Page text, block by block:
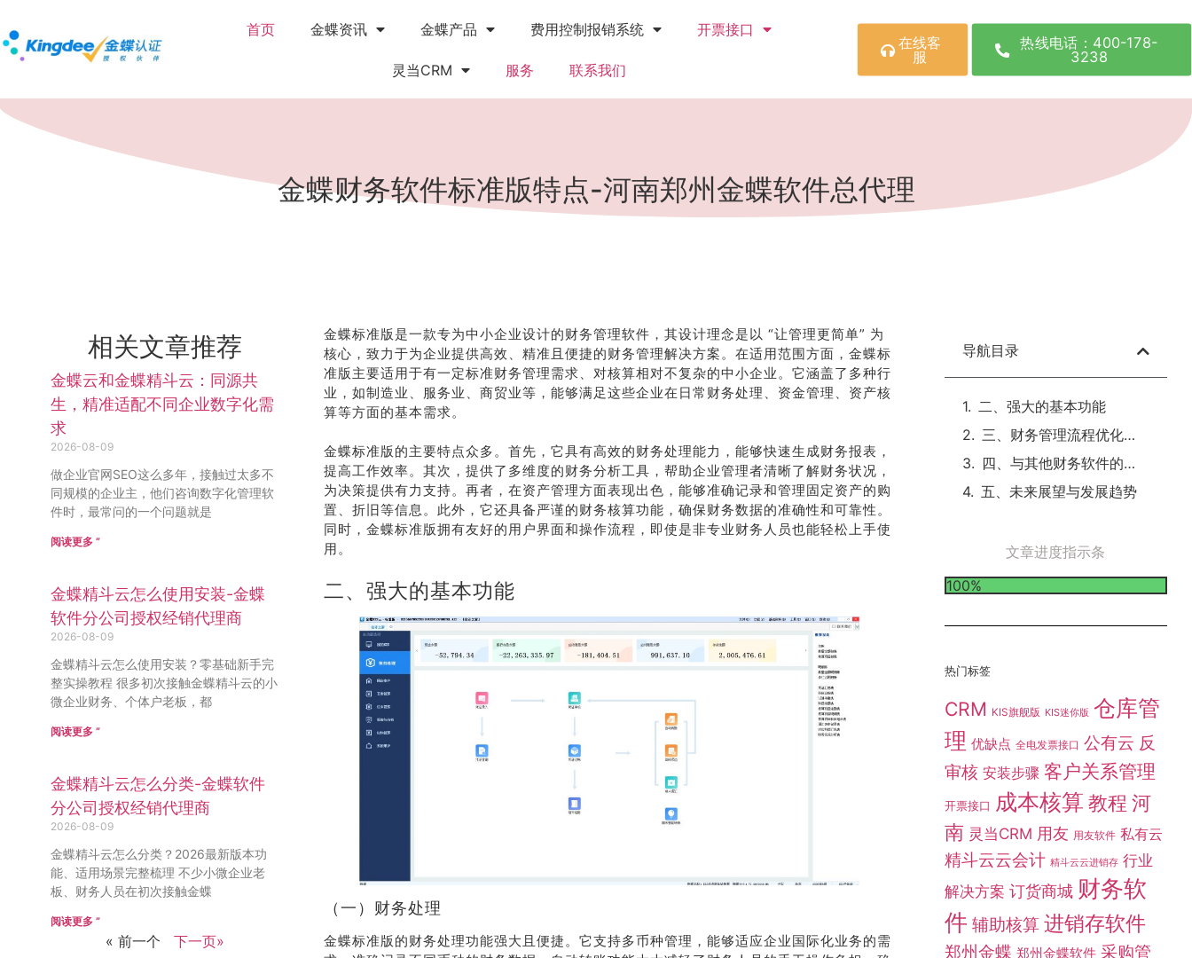
首页 金蝶资讯 金蝶产品 费用控制报销系统 开票接口
灵当CRM 服务 联系我们
在线客
服
热线电话：400-178-
3238
金蝶财务软件标准版特点-河南郑州金蝶软件总代理
相关文章推荐
金蝶云和金蝶精斗云：同源共
生，精准适配不同企业数字化需
求
2026-08-09
做企业官网SEO这么多年，接触过太多不
同规模的企业主，他们咨询数字化管理软
件时，最常问的一个问题就是
阅读更多 ”
金蝶精斗云怎么使用安装-金蝶
软件分公司授权经销代理商
2026-08-09
金蝶精斗云怎么使用安装？零基础新手完
整实操教程 很多初次接触金蝶精斗云的小
微企业财务、个体户老板，都
阅读更多 ”
金蝶精斗云怎么分类-金蝶软件
分公司授权经销代理商
2026-08-09
金蝶精斗云怎么分类？2026最新版本功
能、适用场景完整梳理 不少小微企业老
板、财务人员在初次接触金蝶
阅读更多 ”
« 前一个 下一页»
金蝶标准版是一款专为中小企业设计的财务管理软件，其设计理念是以 “让管理更简单” 为
核心，致力于为企业提供高效、精准且便捷的财务管理解决方案。在适用范围方面，金蝶标
准版主要适用于有一定标准财务管理需求、对核算相对不复杂的中小企业。它涵盖了多种行
业，如制造业、服务业、商贸业等，能够满足这些企业在日常财务处理、资金管理、资产核
算等方面的基本需求。
金蝶标准版的主要特点众多。首先，它具有高效的财务处理能力，能够快速生成财务报表，
提高工作效率。其次，提供了多维度的财务分析工具，帮助企业管理者清晰了解财务状况，
为决策提供有力支持。再者，在资产管理方面表现出色，能够准确记录和管理固定资产的购
置、折旧等信息。此外，它还具备严谨的财务核算功能，确保财务数据的准确性和可靠性。
同时，金蝶标准版拥有友好的用户界面和操作流程，即使是非专业财务人员也能轻松上手使
用。
二、强大的基本功能
（一）财务处理
金蝶标准版的财务处理功能强大且便捷。它支持多币种管理，能够适应企业国际化业务的需
导航目录
二、强大的基本功能
三、财务管理流程优化的关键作用
四、与其他财务软件的差异和优势
五、未来展望与发展趋势
文章进度指示条
100%
热门标签
CRM KIS旗舰版 KIS迷你版 仓库管
理 优缺点 全电发票接口 公有云 反
审核 安装步骤 客户关系管理
开票接口 成本核算 教程 河
南 灵当CRM 用友 用友软件 私有云
精斗云云会计 精斗云云进销存 行业
解决方案 订货商城 财务软
件 辅助核算 进销存软件
郑州金蝶 郑州金蝶软件 采购管